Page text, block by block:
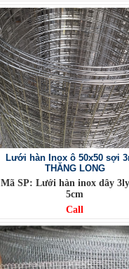
Lưới hàn Inox ô 50x50 sợi
THĂNG LONG
Mã SP: Lưới hàn inox dây
5cm
Call